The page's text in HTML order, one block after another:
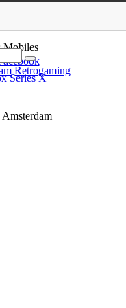
Mobiles
Retrogaming
Series X